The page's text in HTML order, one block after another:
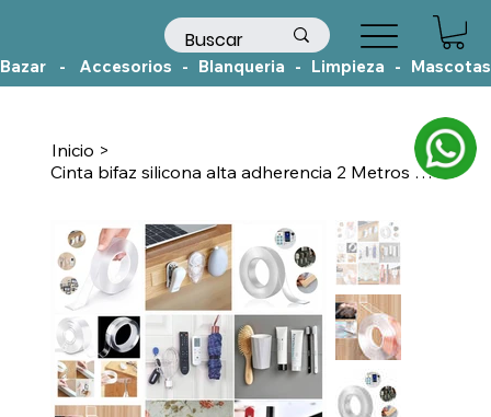
Bazar    -    Accesorios   -   Blanqueria   -   Limpieza   -
Inicio >
Cinta bifaz silicona alta adherencia 2 Metros x 3cm